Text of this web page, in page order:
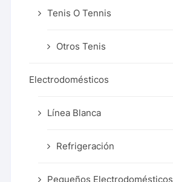
Tenis O Tennis
Otros Tenis
Electrodomésticos
Línea Blanca
Refrigeración
Pequeños Electrodomésticos